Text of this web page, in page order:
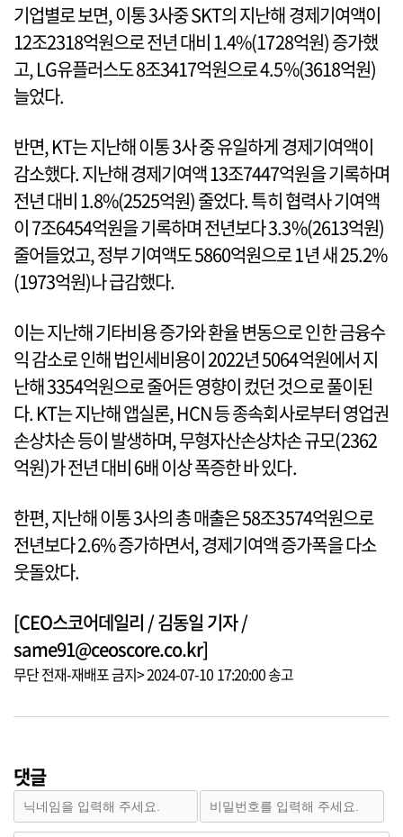
기업별로 보면, 이통 3사중 SKT의 지난해 경제기여액이
12조2318억원으로 전년 대비 1.4%(1728억원) 증가했
고, LG유플러스도 8조3417억원으로 4.5%(3618억원)
늘었다.
반면, KT는 지난해 이통 3사 중 유일하게 경제기여액이
감소했다. 지난해 경제기여액 13조7447억원을 기록하며
전년 대비 1.8%(2525억원) 줄었다. 특히 협력사 기여액
이 7조6454억원을 기록하며 전년보다 3.3%(2613억원)
줄어들었고, 정부 기여액도 5860억원으로 1년 새 25.2%
(1973억원)나 급감했다.
이는 지난해 기타비용 증가와 환율 변동으로 인한 금융수
익 감소로 인해 법인세비용이 2022년 5064억원에서 지
난해 3354억원으로 줄어든 영향이 컸던 것으로 풀이된
다. KT는 지난해 앱실론, HCN 등 종속회사로부터 영업권
손상차손 등이 발생하며, 무형자산손상차손 규모(2362
억원)가 전년 대비 6배 이상 폭증한 바 있다.
한편, 지난해 이통 3사의 총 매출은 58조3574억원으로
전년보다 2.6% 증가하면서, 경제기여액 증가폭을 다소
웃돌았다.
[CEO스코어데일리 / 김동일 기자 /
same91@ceoscore.co.kr]
무단 전재-재배포 금지> 2024-07-10 17:20:00 송고
댓글